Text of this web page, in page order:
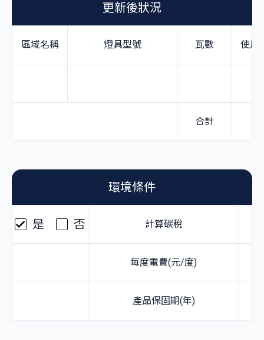
更新後狀況
區域名稱 燈具型號 瓦數 使用
合計
環境條件
是 否 計算碳稅
每度電費(元/度)
產品保固期(年)